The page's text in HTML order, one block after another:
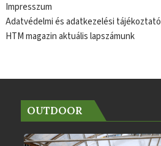
Impresszum
Adatvédelmi és adatkezelési tájékoztató
HTM magazin aktuális lapszámunk
OUTDOOR